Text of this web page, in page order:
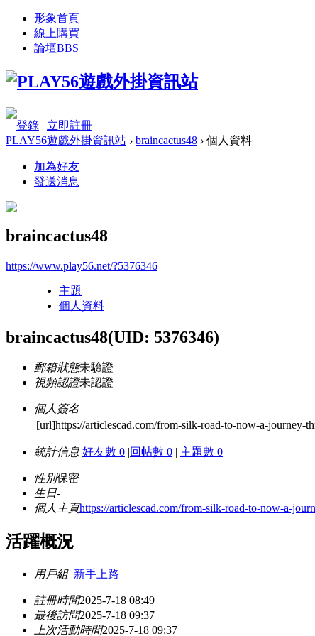
形象首頁
線上購買
論壇BBS
登錄 | 立即註冊
PLAY56遊戲外掛資訊站 › braincactus48 › 個人資料
加為好友
發送消息
braincactus48
https://www.play56.net/?5376346
主題
個人資料
braincactus48(UID: 5376346)
郵箱狀態未驗證
視頻認證未認證
個人簽名
[url]https://articlescad.com/from-silk-road-to-now-a-journey-
統計信息 好友數 0 |回帖數 0 | 主題數 0
性別保密
生日-
個人主頁https://articlescad.com/from-silk-road-to-now-a-
活躍概況
用戶組 新手上路
註冊時間2025-7-18 08:49
最後訪問2025-7-18 09:37
上次活動時間2025-7-18 09:37